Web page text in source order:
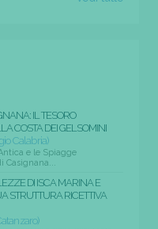
IL TESORO
COSTA DEI GELSOMINI
Calabria)
e le Spiagge
DI ISCA MARINA E
STRUTTURA RICETTIVA